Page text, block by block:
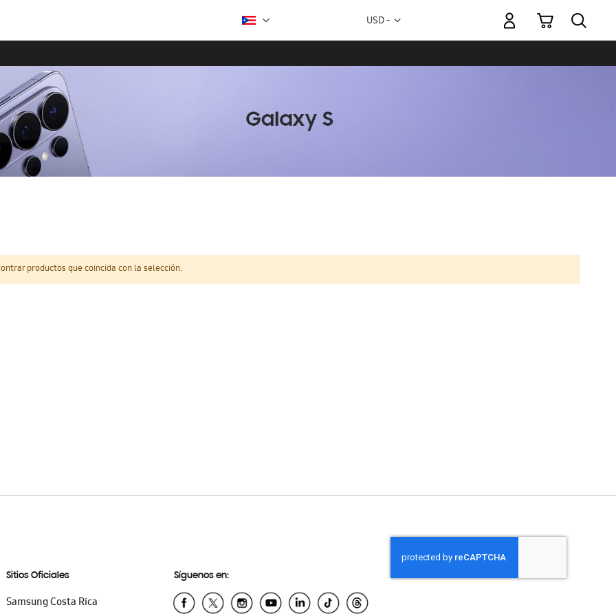
Moneda
USD -
Mi carrito
productos que coincida con la selección.
Sitios Oficiales
Samsung Costa Rica
Síguenos en: